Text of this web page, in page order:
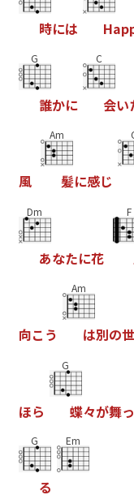
時には Hap
G
誰かに
C
会い
風
Am
髪に感じ
Dm
あなたに花
F
向こ う
Am
は別の世
ほら
G
蝶々が舞っ
G
る
Em